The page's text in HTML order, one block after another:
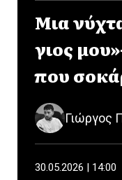
Μια
γιος
που
Γιώργος
30.05.2026 | 14:00